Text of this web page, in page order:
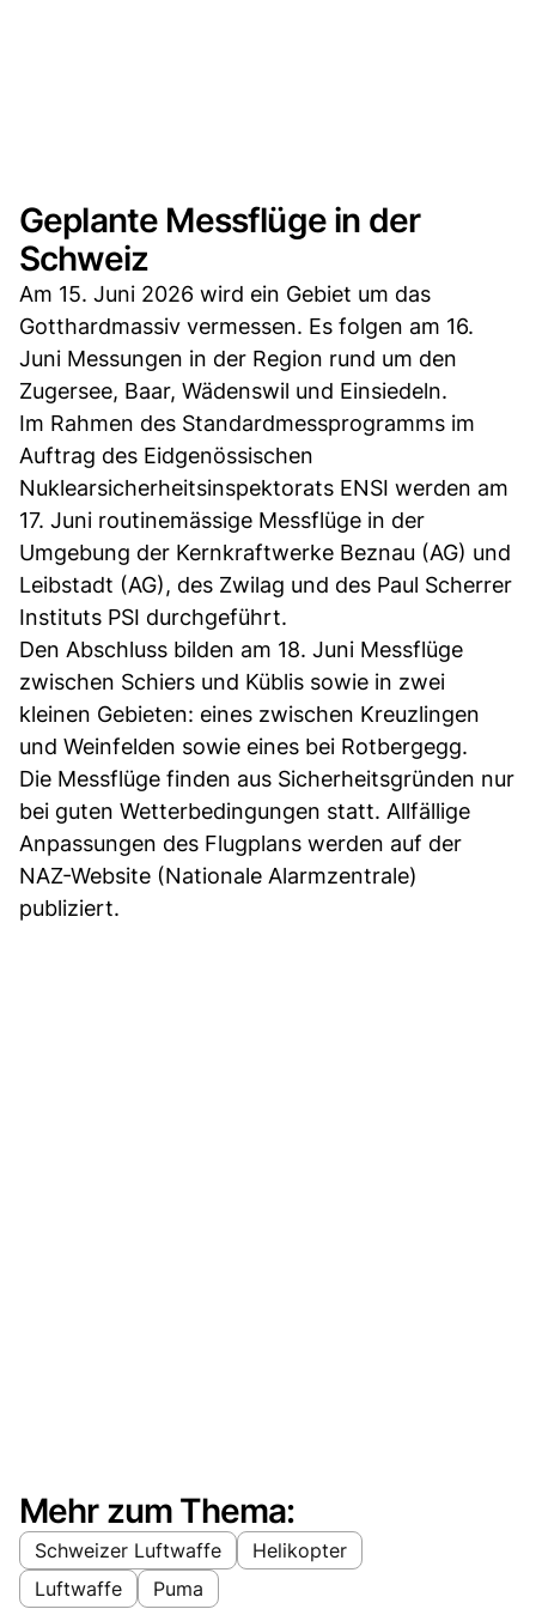
Geplante Messflüge in der
Schweiz
Am 15. Juni 2026 wird ein Gebiet um das
Gotthardmassiv vermessen. Es folgen am 16.
Juni Messungen in der Region rund um den
Zugersee, Baar, Wädenswil und Einsiedeln.
Im Rahmen des Standardmessprogramms im
Auftrag des Eidgenössischen
Nuklearsicherheitsinspektorats ENSI werden am
17. Juni routinemässige Messflüge in der
Umgebung der Kernkraftwerke Beznau (AG) und
Leibstadt (AG), des Zwilag und des Paul Scherrer
Instituts PSI durchgeführt.
Den Abschluss bilden am 18. Juni Messflüge
zwischen Schiers und Küblis sowie in zwei
kleinen Gebieten: eines zwischen Kreuzlingen
und Weinfelden sowie eines bei Rotbergegg.
Die Messflüge finden aus Sicherheitsgründen nur
bei guten Wetterbedingungen statt. Allfällige
Anpassungen des Flugplans werden auf der
NAZ-Website (Nationale Alarmzentrale)
publiziert.
Mehr zum Thema:
Schweizer Luftwaffe
Helikopter
Luftwaffe
Puma